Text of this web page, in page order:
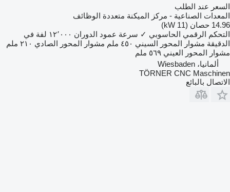
السعر عند الطلب
المعدات الصناعية - مركز الميكنة متعددة الوظائف
14.96 حصان (11 kW)
التحكم الرقمي الحاسوبي ✓ سرعة عمود الدوران
١٢٬٠٠٠ لفة في
الدقيقة مشوار المحور السيني ٤٥٠ ملم مشوار المحور الصادي ٢١٠ ملم
مشوار المحور العيني ٥٦٩ ملم
ألمانيا، Wiesbaden
TÖRNER CNC Maschinen
الاتصال بالبائع